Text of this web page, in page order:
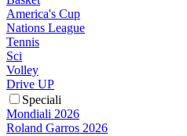
America's Cup
Nations League
Tennis
Sci
Volley
Drive UP
Speciali
Mondiali 2026
Roland Garros 2026